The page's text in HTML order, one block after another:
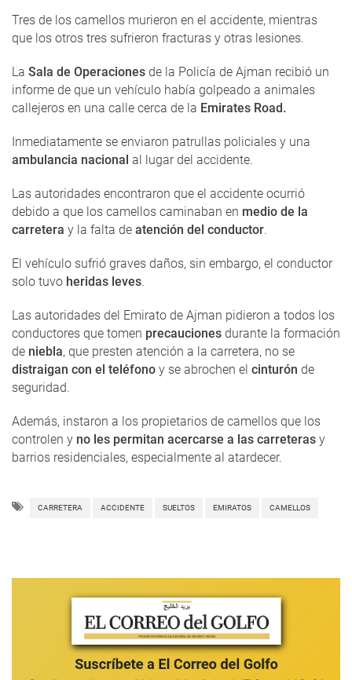
Tres de los camellos murieron en el accidente, mientras
que los otros tres sufrieron fracturas y otras lesiones.
La Sala de Operaciones de la Policía de Ajman recibió un
informe de que un vehículo había golpeado a animales
callejeros en una calle cerca de la Emirates Road.
Inmediatamente se enviaron patrullas policiales y una
ambulancia nacional al lugar del accidente.
Las autoridades encontraron que el accidente ocurrió
debido a que los camellos caminaban en medio de la
carretera y la falta de atención del conductor.
El vehículo sufrió graves daños, sin embargo, el conductor
solo tuvo heridas leves.
Las autoridades del Emirato de Ajman pidieron a todos los
conductores que tomen precauciones durante la formación
de niebla, que presten atención a la carretera, no se
distraigan con el teléfono y se abrochen el cinturón de
seguridad.
Además, instaron a los propietarios de camellos que los
controlen y no les permitan acercarse a las carreteras y
barrios residenciales, especialmente al atardecer.
CARRETERA ACCIDENTE SUELTOS EMIRATOS CAMELLOS